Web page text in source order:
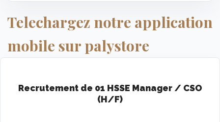
Telechargez notre application
mobile sur palystore
Recrutement de 01 HSSE Manager / CSO
(H/F)